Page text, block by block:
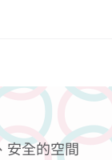
安全的空間